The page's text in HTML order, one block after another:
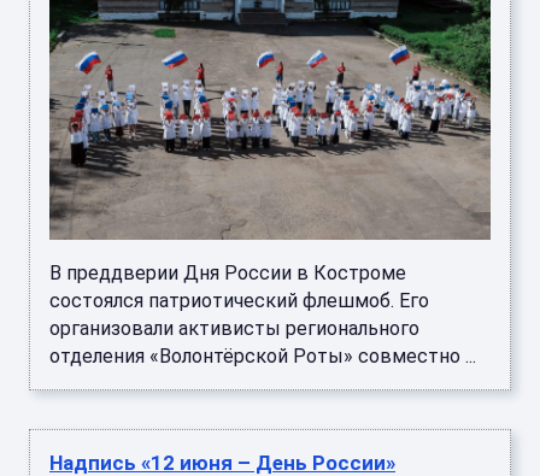
В преддверии Дня России в Костроме
состоялся патриотический флешмоб. Его
организовали активисты регионального
отделения «Волонтёрской Роты» совместно ...
Надпись «12 июня – День России»